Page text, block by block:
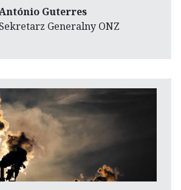
Guterres
Sekretarz Generalny ONZ